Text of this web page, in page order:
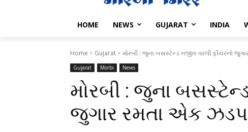
HOME NEWS GUJARAT INDIA
Home Gujarat મોરબી : જુના બસસ્ટેન્ડ નજીક વરલી ફીચરનો
Gujarat Morbi News
મોરબી : જુના
જુગાર રમતા એક